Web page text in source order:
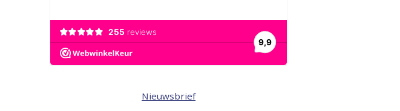
Nieuwsbrief